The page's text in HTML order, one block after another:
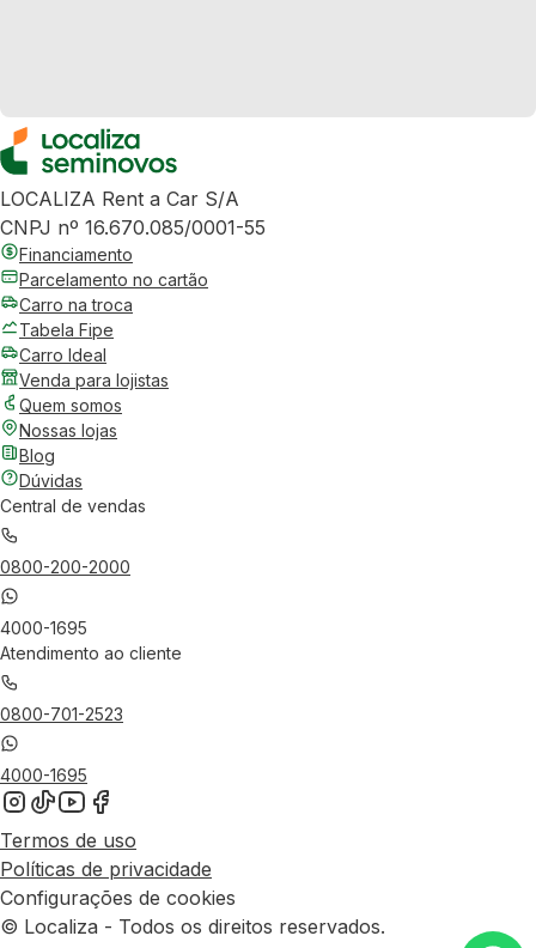
LOCALIZA Rent a Car S/A
CNPJ nº 16.670.085/0001-55
Financiamento
Parcelamento no cartão
Carro na troca
Tabela Fipe
Carro Ideal
Venda para lojistas
Quem somos
Nossas lojas
Blog
Dúvidas
Central de vendas
0800-200-2000
4000-1695
Atendimento ao cliente
0800-701-2523
4000-1695
Termos de uso
Políticas de privacidade
Configurações de cookies
© Localiza - Todos os direitos reservados.